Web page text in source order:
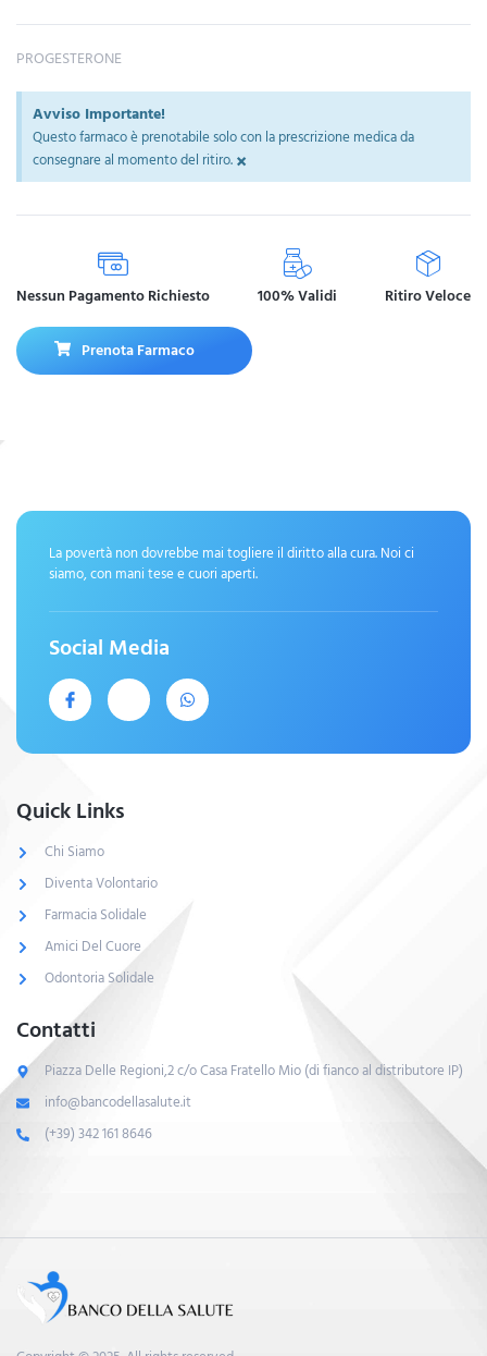
PROGESTERONE
Avviso Importante!
Questo farmaco è prenotabile solo con la prescrizione medica da
consegnare al momento del ritiro.×
Nessun Pagamento Richiesto 100% Validi Ritiro Veloce
Prenota Farmaco
La povertà non dovrebbe mai togliere il diritto alla cura. Noi ci
siamo, con mani tese e cuori aperti.
Social Media
Quick Links
Chi Siamo
Diventa Volontario
Farmacia Solidale
Amici Del Cuore
Odontoria Solidale
Contatti
Piazza Delle Regioni,2 c/o Casa Fratello Mio (di fianco al distributore IP)
info@bancodellasalute.it
(+39) 342 161 8646